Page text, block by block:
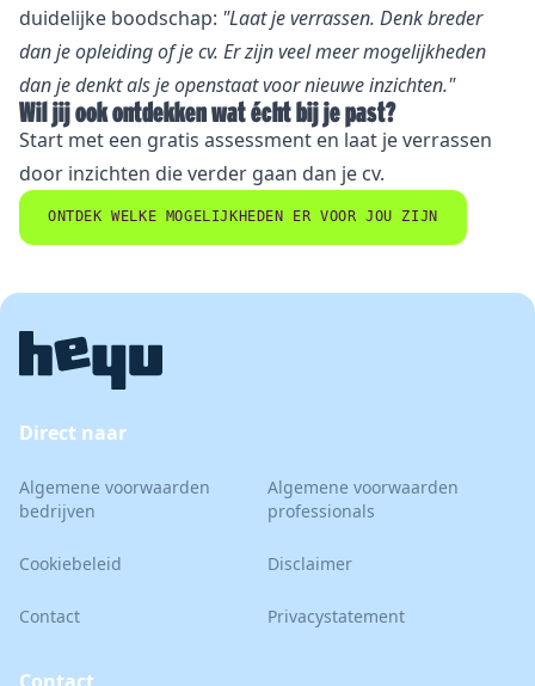
duidelijke boodschap: "Laat je verrassen. Denk breder
dan je opleiding of je cv. Er zijn veel meer mogelijkheden
dan je denkt als je openstaat voor nieuwe inzichten."
Wil jij ook ontdekken wat écht bij je past?
Start met een gratis assessment en laat je verrassen
door inzichten die verder gaan dan je cv.
ONTDEK WELKE MOGELIJKHEDEN ER VOOR JOU ZIJN
Direct naar
Algemene voorwaarden
bedrijven
Algemene voorwaarden
professionals
Cookiebeleid Disclaimer
Contact Privacystatement